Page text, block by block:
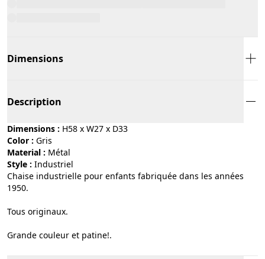
Dimensions
Description
Dimensions : H58 x W27 x D33
Color :
gris
Material :
métal
Style : industriel
Chaise industrielle pour enfants fabriquée dans les années
1950.
Tous originaux.
Grande couleur et patine!.